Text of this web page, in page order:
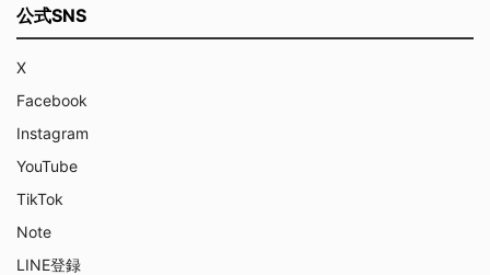
公式SNS
X
Facebook
Instagram
YouTube
TikTok
Note
LINE登録